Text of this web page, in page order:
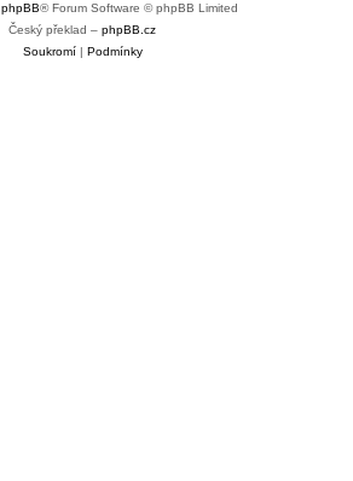
phpBB® Forum Software © phpBB Limited
Český překlad – phpBB.cz
Soukromí| Podmínky